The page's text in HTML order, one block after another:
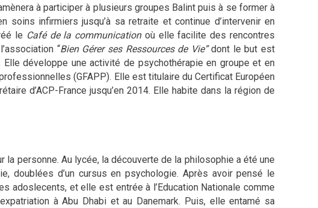
à participer à plusieurs groupes Balint puis à se former à
soins infirmiers jusqu’à sa retraite et continue d’intervenir en
le Café de la communicationoù elle facilite des rencontres
“Bien Gérer ses Ressources de Vie”dont le but est
développe une activité de psychothérapie en groupe et en
(GFAPP). Elle est titulaire du Certificat Européen
d’ACP-France jusqu’en 2014. Elle habite dans la région de
la personne. Au lycée, la découverte de la philosophie a été une
doublées d’un cursus en psychologie. Après avoir pensé le
adoslecents, et elle est entrée à l’Education Nationale comme
à Abu Dhabi et au Danemark. Puis, elle entamé sa